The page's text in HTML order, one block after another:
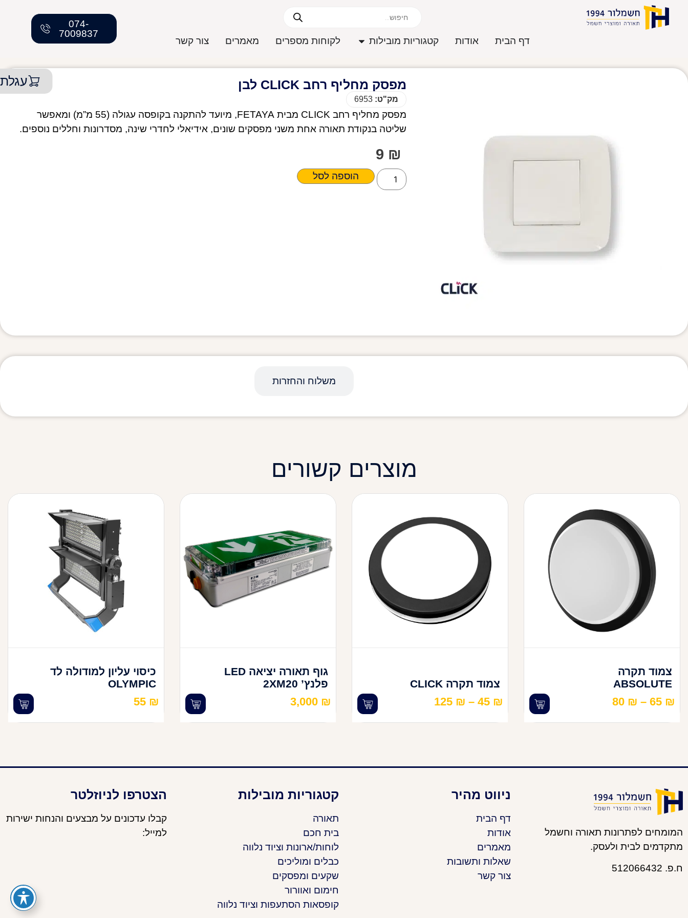
דף הבית אודות קטגוריות מובילות לקוחות מספרים מאמרים צור קשר
074-
7009837
מפסק מחליף רחב CLICK לבן
מק"ט: 6953
מפסק מחליף רחב CLICK מבית FETAYA, מיועד להתקנה בקופסה עגולה (55 מ”מ) ומאפשר
שליטה בנקודת תאורה אחת משני מפסקים שונים, אידיאלי לחדרי שינה, מסדרונות וחללים נוספים.
9 ₪
הוספה לסל
משלוח והחזרות
מוצרים קשורים
צמוד תקרה
ABSOLUTE
65 ₪
–
80 ₪
צמוד תקרה CLICK
45 ₪
–
125 ₪
גוף תאורה יציאה LED
פלנץ’ 2XM20
3,000 ₪
כיסוי עליון למודולה לד
OLYMPIC
55 ₪
המומחים לפתרונות תאורה וחשמל
מתקדמים לבית ולעסק.
ח.פ. 512066432
ניווט מהיר
דף הבית
אודות
מאמרים
שאלות ותשובות
צור קשר
קטגוריות מובילות
תאורה
בית חכם
לוחות/ארונות וציוד נלווה
כבלים ומוליכים
שקעים ומפסקים
חימום ואוורור
קופסאות הסתעפות וציוד נלווה
הצטרפו לניוזלטר
קבלו עדכונים על מבצעים והנחות ישירות
למייל: